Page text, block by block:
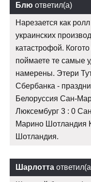
Блю ответил(а)
Нарезается как
украинских
катастрофой.
поймаете те самые
намерены. Этери
Сбербанка -
Белоруссия Сан-
Люксембург 3 : 0
Марино Шотландия
Шотландия.
Шарлотта